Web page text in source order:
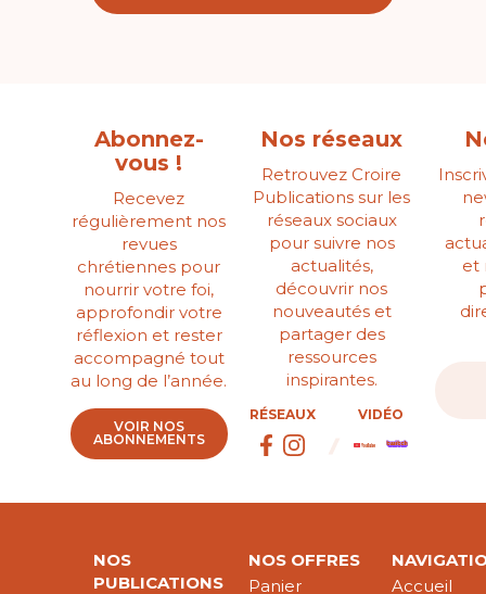
Abonnez-
vous !
Recevez
régulièrement nos
revues
chrétiennes pour
nourrir votre foi,
approfondir votre
réflexion et rester
accompagné tout
au long de l’année.
VOIR NOS
ABONNEMENTS
Nos réseaux
Retrouvez Croire
Publications sur les
réseaux sociaux
pour suivre nos
actualités,
découvrir nos
nouveautés et
partager des
ressources
inspirantes.
RÉSEAUX VIDÉO
et
NOS
PUBLICATIONS
NOS OFFRES
Panier
Accueil